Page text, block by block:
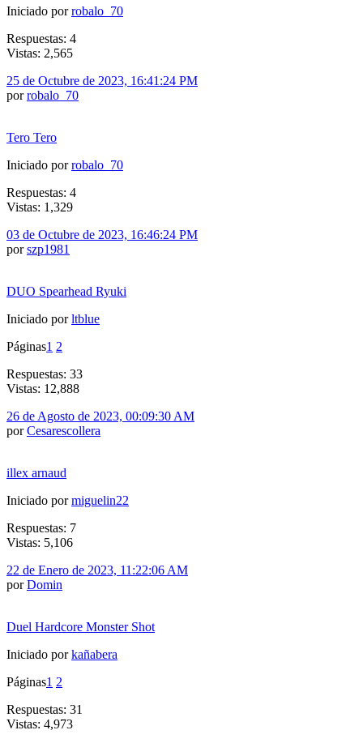
Iniciado porrobalo_70
Respuestas: 4
Vistas: 2,565
25 de Octubre de 2023, 16:41:24 PM
porrobalo_70
Tero Tero
Iniciado porrobalo_70
Respuestas: 4
Vistas: 1,329
03 de Octubre de 2023, 16:46:24 PM
porszp1981
DUO Spearhead Ryuki
Iniciado porltblue
Páginas1 2
Respuestas: 33
Vistas: 12,888
26 de Agosto de 2023, 00:09:30 AM
porCesarescollera
illex arnaud
Iniciado pormiguelin22
Respuestas: 7
Vistas: 5,106
22 de Enero de 2023, 11:22:06 AM
porDomin
Duel Hardcore Monster Shot
Iniciado porkañabera
Páginas1 2
Respuestas: 31
Vistas: 4,973